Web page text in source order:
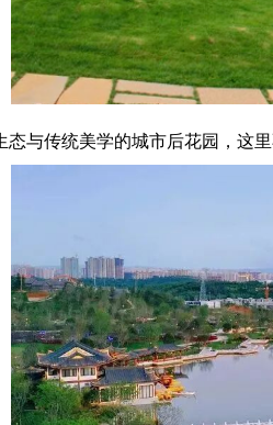
与传统美学的城市后花园，这